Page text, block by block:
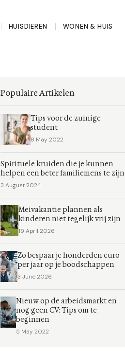
HUISDIEREN WONEN & HUIS
Populaire Artikelen
Tips voor de zuinige
student
8 May 2022
Spirituele kruiden die je kunnen
helpen een beter familiemens te zijn
3 August 2024
Meivakantie plannen als
kinderen niet tegelijk vrij zijn
19 April 2026
Zo bespaar je honderden euro
per jaar op je boodschappen
3 June 2026
Nieuw op de arbeidsmarkt en
nog geen CV: Tips om te
beginnen
5 May 2022